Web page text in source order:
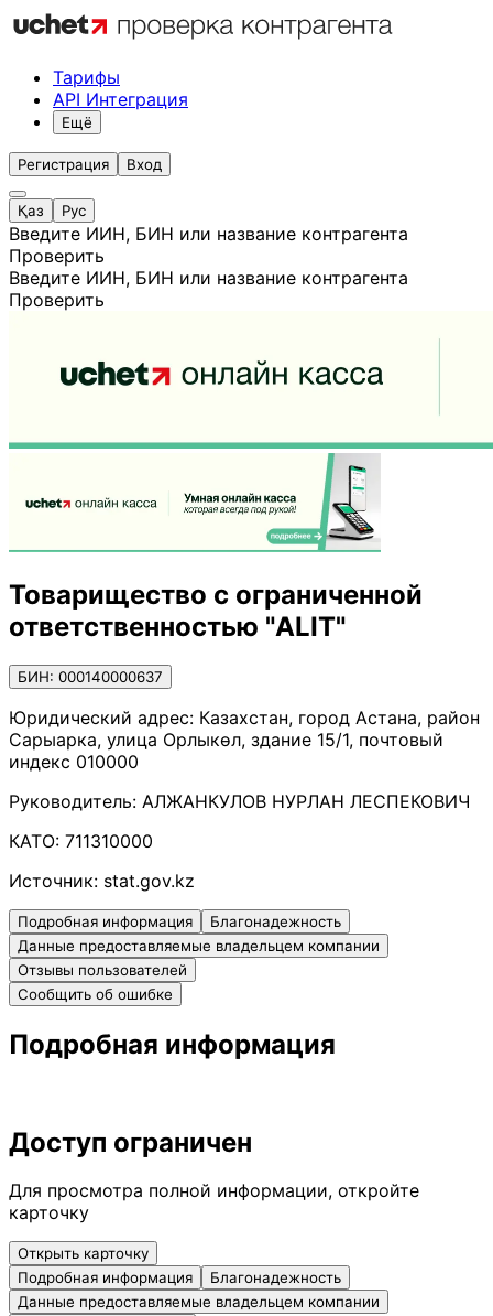
Тарифы
API Интеграция
Ещё
Регистрация Вход
Қаз Рус
Введите ИИН, БИН или название контрагента
Проверить
Введите ИИН, БИН или название контрагента
Проверить
Товарищество с ограниченной
ответственностью "ALIT"
БИН: 000140000637
Юридический адрес: Казахстан, город Астана, район
Сарыарка, улица Орлыкөл, здание 15/1, почтовый
индекс 010000
Руководитель: АЛЖАНКУЛОВ НУРЛАН ЛЕСПЕКОВИЧ
КАТО: 711310000
Источник: stat.gov.kz
Подробная информация
Благонадежность
Данные предоставляемые владельцем компании
Отзывы пользователей
Сообщить об ошибке
Подробная информация
Доступ ограничен
Для просмотра полной информации, откройте
карточку
Открыть карточку
Подробная информация
Благонадежность
Данные предоставляемые владельцем компании